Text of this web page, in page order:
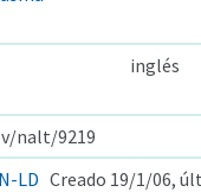
inglés
nalt/9219
LD Creado 19/1/06,